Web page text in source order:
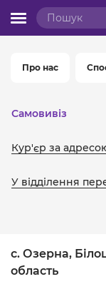
Про нас
Самовивіз
Кур'єр за
У відділення
с. Озерна,
область